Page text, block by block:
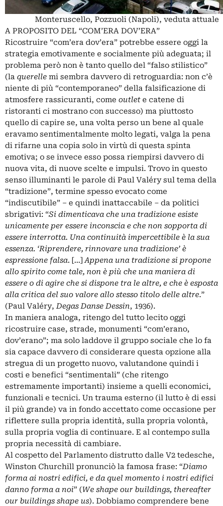
Monteruscello, Pozzuoli (Napoli), veduta attuale
A PROPOSITO DEL “COM’ERA DOV’ERA”
Ricostruire “com’era dov’era” potrebbe essere oggi la
strategia emotivamente e socialmente più adeguata; il
problema però non è tanto quello del “falso stilistico”
(la querelle mi sembra davvero di retroguardia: non c’è
niente di più “contemporaneo” della falsificazione di
atmosfere rassicuranti, come outlet e catene di
ristoranti ci mostrano con successo) ma piuttosto
quello di capire se, una volta perso un bene al quale
eravamo sentimentalmente molto legati, valga la pena
di rifarne una copia solo in virtù di questa spinta
emotiva; o se invece esso possa riempirsi davvero di
nuova vita, di nuove scelte e impulsi. Trovo in questo
senso illuminanti le parole di Paul Valéry sul tema della
“tradizione”, termine spesso evocato come
“indiscutibile” – e quindi inattaccabile – da politici
sbrigativi: “Si dimenticava che una tradizione esiste
unicamente per essere inconscia e che non sopporta di
essere interrotta. Una continuità impercettibile è la sua
essenza. ‘Riprendere, rinnovare una tradizione’ è
espressione falsa. […]Appena una tradizione si propone
allo spirito come tale, non è più che una maniera di
essere o di agire che si dispone tra le altre, e che è esposta
alla critica del suo valore allo stesso titolo delle altre.”
(Paul Valéry,Degas Danse Dessin, 1936).
In maniera analoga, ritengo del tutto lecito oggi
ricostruire case, strade, monumenti “com’erano,
dov’erano”; ma solo laddove il gruppo sociale che lo fa
sia capace davvero di considerare questa opzione alla
stregua di un progetto nuovo, valutandone quindi i
costi e benefici “sentimentali” (che ritengo
estremamente importanti) insieme a quelli economici,
funzionali e tecnici. Un trauma esterno (il lutto è di essi
il più grande) va in fondo accettato come occasione per
riflettere sulla propria identità, sulla propria volontà,
sulla propria voglia di continuare. E al contempo sulla
propria necessità di cambiare.
Al cospetto del Parlamento distrutto dalle V2 tedesche,
Winston Churchill pronunciò la famosa frase: “Diamo
forma ai nostri edifici, e da quel momento i nostri edifici
danno forma a noi” (We shape our buildings, thereafter
our buildings shape us). Dobbiamo comprendere bene